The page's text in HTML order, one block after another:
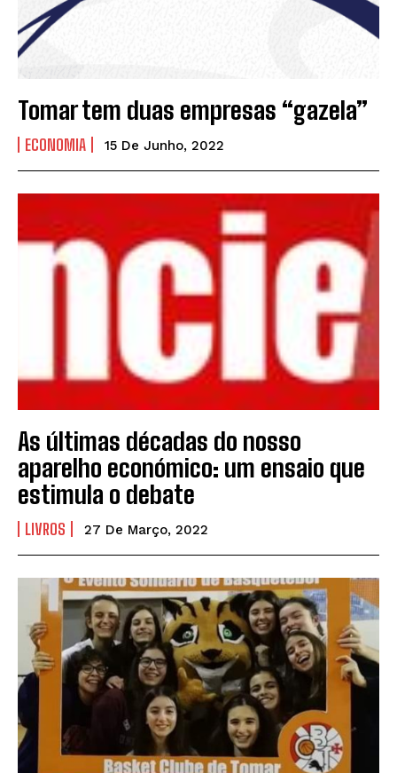
Tomar tem duas empresas “gazela”
ECONOMIA 15 De Junho, 2022
As últimas décadas do nosso
aparelho económico: um ensaio que
estimula o debate
LIVROS 27 De Março, 2022